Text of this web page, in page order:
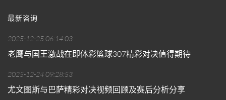
最新咨询
2025-12-25 06:14:03
老鹰与国王激战在即体彩篮球307精彩对决值得期待
2025-12-24 09:28:53
尤文图斯与巴萨精彩对决视频回顾及赛后分析分享